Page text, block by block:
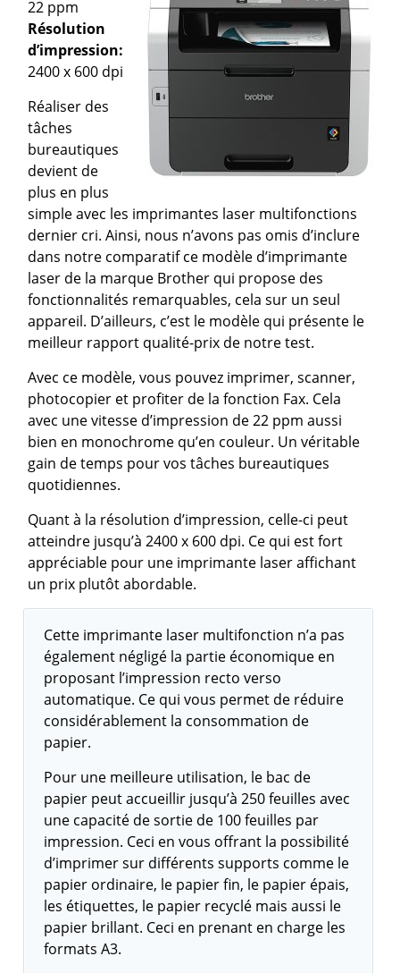
22 ppm
Résolution
d’impression:
2400 x 600 dpi
Réaliser des
tâches
bureautiques
devient de
plus en plus
simple avec les imprimantes laser multifonctions
dernier cri. Ainsi, nous n’avons pas omis d’inclure
dans notre comparatif ce modèle d’imprimante
laser de la marque Brother qui propose des
fonctionnalités remarquables, cela sur un seul
appareil. D’ailleurs, c’est le modèle qui présente le
meilleur rapport qualité-prix de notre test.
Avec ce modèle, vous pouvez imprimer, scanner,
photocopier et profiter de la fonction Fax. Cela
avec une vitesse d’impression de 22 ppm aussi
bien en monochrome qu’en couleur. Un véritable
gain de temps pour vos tâches bureautiques
quotidiennes.
Quant à la résolution d’impression, celle-ci peut
atteindre jusqu’à 2400 x 600 dpi. Ce qui est fort
appréciable pour une imprimante laser affichant
un prix plutôt abordable.
Cette imprimante laser multifonction n’a pas
également négligé la partie économique en
proposant l’impression recto verso
automatique. Ce qui vous permet de réduire
considérablement la consommation de
papier.
Pour une meilleure utilisation, le bac de
papier peut accueillir jusqu’à 250 feuilles avec
une capacité de sortie de 100 feuilles par
impression. Ceci en vous offrant la possibilité
d’imprimer sur différents supports comme le
papier ordinaire, le papier fin, le papier épais,
les étiquettes, le papier recyclé mais aussi le
papier brillant. Ceci en prenant en charge les
formats A3.